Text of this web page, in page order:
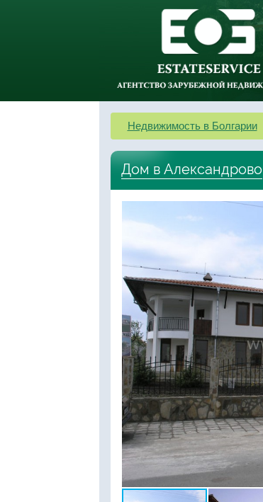
Недвижимость в Болгарии
Дом в Александрово